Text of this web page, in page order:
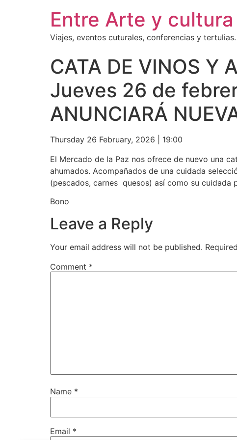
Entre Arte y cultura
Viajes, eventos cuturales, conferencias y tertulias.
CATA DE VINOS Y
Jueves 26 de
ANUNCIARÁ
Thursday 26 February, 2026 19:00
El Mercado de la Paz nos ofrece de nuevo una
ahumados. Acompañados de una cuidada
(pescados, carnes quesos) así como su cuidada
Bono
Leave a Reply
Your email address will not be published.
Comment *
Name *
Email *